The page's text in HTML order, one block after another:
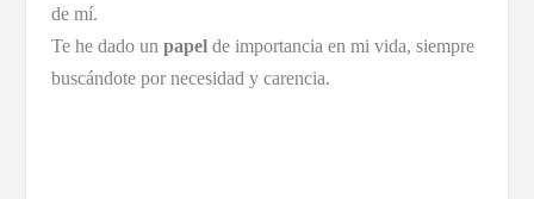
de mí.
Te he dado un papelde importancia en mi vida, siempre
buscándote por necesidad y carencia.